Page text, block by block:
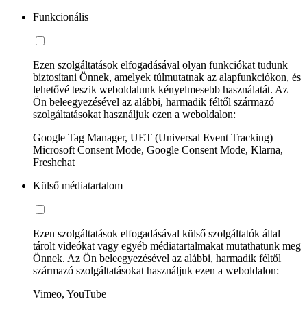
Funkcionális
Ezen szolgáltatások elfogadásával olyan funkciókat tudunk
biztosítani Önnek, amelyek túlmutatnak az alapfunkciókon, és
lehetővé teszik weboldalunk kényelmesebb használatát. Az
Ön beleegyezésével az alábbi, harmadik féltől származó
szolgáltatásokat használjuk ezen a weboldalon:
Google Tag Manager, UET (Universal Event Tracking)
Microsoft Consent Mode, Google Consent Mode, Klarna,
Freshchat
Külső médiatartalom
Ezen szolgáltatások elfogadásával külső szolgáltatók által
tárolt videókat vagy egyéb médiatartalmakat mutathatunk meg
Önnek. Az Ön beleegyezésével az alábbi, harmadik féltől
származó szolgáltatásokat használjuk ezen a weboldalon:
Vimeo, YouTube